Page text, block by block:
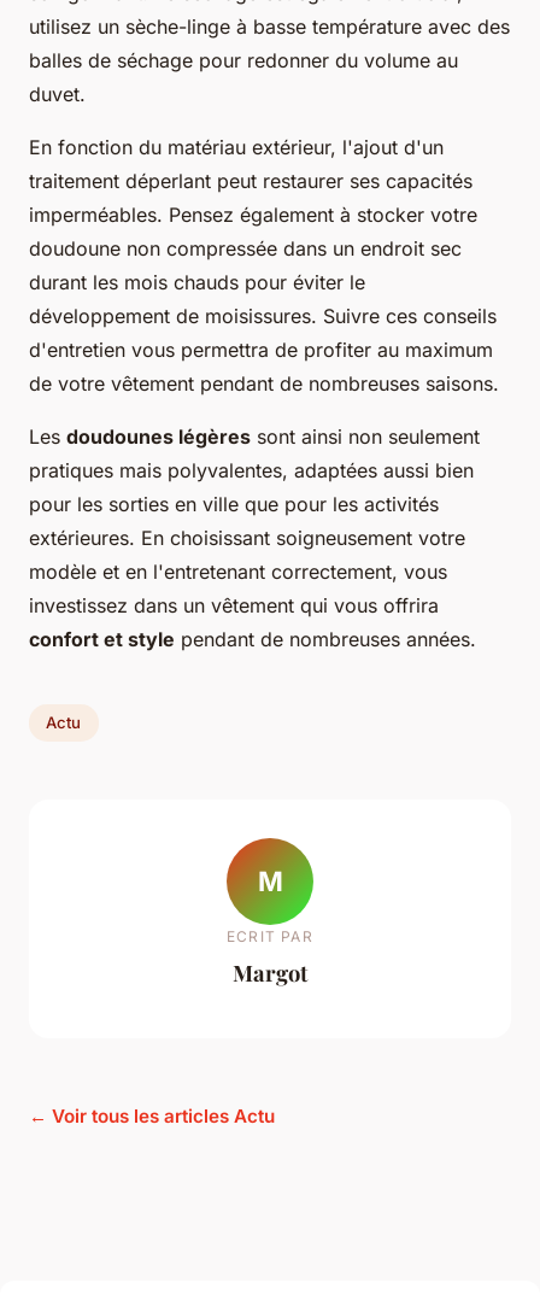
utilisez un sèche-linge à basse température avec des
balles de séchage pour redonner du volume au
duvet.
En fonction du matériau extérieur, l'ajout d'un
traitement déperlant peut restaurer ses capacités
imperméables. Pensez également à stocker votre
doudoune non compressée dans un endroit sec
durant les mois chauds pour éviter le
développement de moisissures. Suivre ces conseils
d'entretien vous permettra de profiter au maximum
de votre vêtement pendant de nombreuses saisons.
Les doudounes légères sont ainsi non seulement
pratiques mais polyvalentes, adaptées aussi bien
pour les sorties en ville que pour les activités
extérieures. En choisissant soigneusement votre
modèle et en l'entretenant correctement, vous
investissez dans un vêtement qui vous offrira
confort et style pendant de nombreuses années.
Actu
M
ECRIT PAR
Margot
← Voir tous les articles Actu